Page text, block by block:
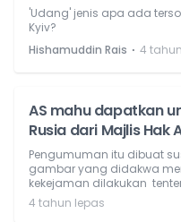
'Udang' jenis apa ada
Kyiv?
Hishamuddin Rais ⋅ 4
AS mahu dapatkan
Rusia dari Majlis Hak
Pengumuman itu dibuat
gambar yang didakwa
kekejaman dilakukan
4 tahun lepas